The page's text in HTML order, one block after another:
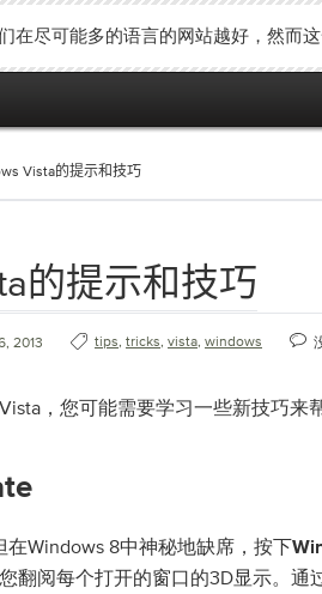
在尽可能多的语言的网站越好，然而
Vista的提示和技巧
的提示和技巧
2013 tips, tricks, vista, windows
，您可能需要学习一些新技巧来
在Windows 8中神秘地缺席，按下
翻阅每个打开的窗口的3D显示。通